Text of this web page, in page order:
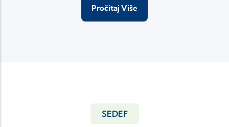
Pročitaj Više
SEDEF